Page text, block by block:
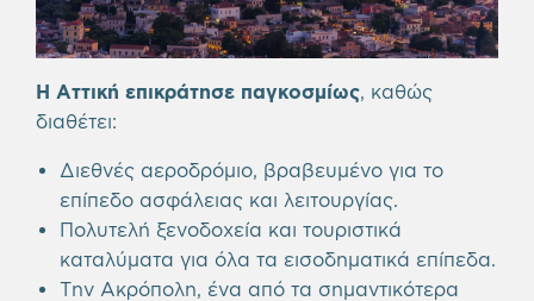
Η Αττική επικράτησε παγκοσμίως, καθώς
διαθέτει:
Διεθνές αεροδρόμιο, βραβευμένο για το
επίπεδο ασφάλειας και λειτουργίας.
Πολυτελή ξενοδοχεία και τουριστικά
καταλύματα για όλα τα εισοδηματικά επίπεδα.
Την Ακρόπολη, ένα από τα σημαντικότερα